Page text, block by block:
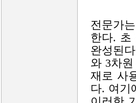
전문가
한다. 초
완성된
와 3차
재로 사
다. 여기